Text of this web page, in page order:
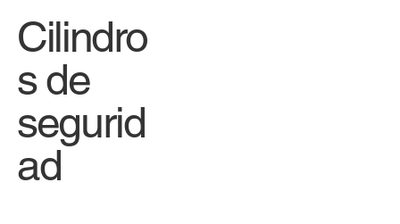
Cilindro
s de
segurid
ad